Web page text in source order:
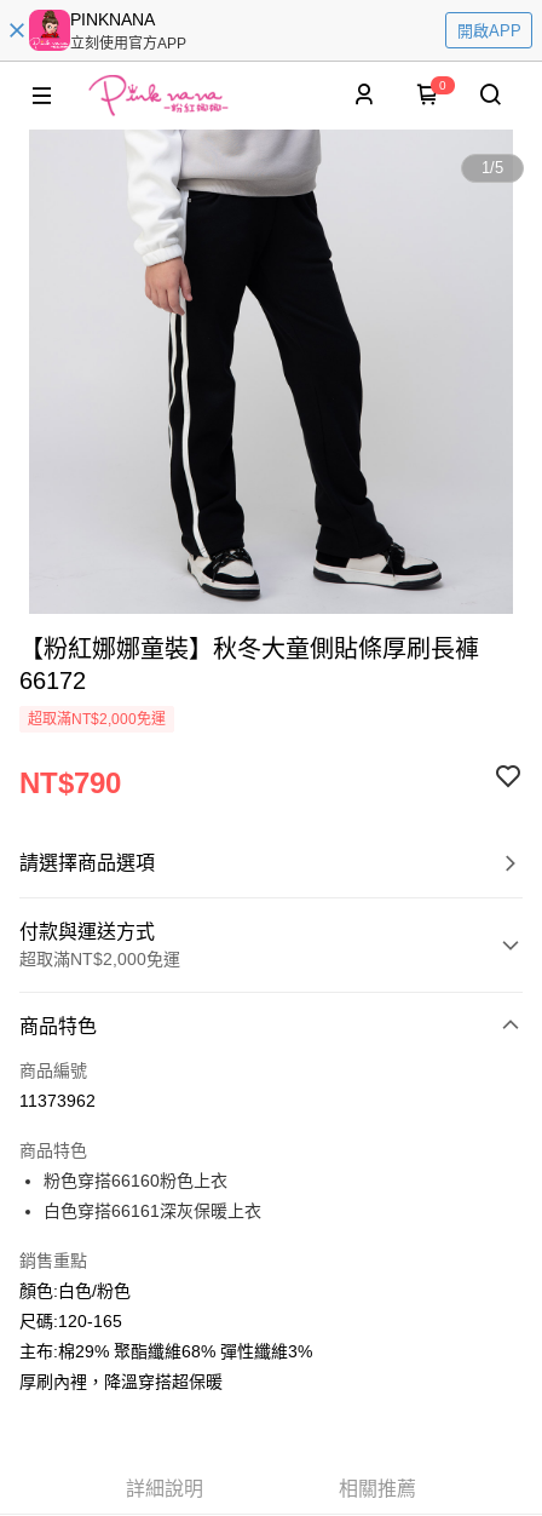
PINKNANA
立刻使用官方APP
開啟APP
0
1/5
【粉紅娜娜童裝】秋冬大童側貼條厚刷長褲
66172
超取滿NT$2,000免運
NT$790
請選擇商品選項
付款與運送方式
超取滿NT$2,000免運
信用卡一次付款
超商取貨付款
Apple Pay
Google Pay
ATM付款
運送方式
全家付款取貨
每筆NT$80，滿NT$2,000(含以上)免運費
商品特色
商品編號
11373962
商品特色
粉色穿搭66160粉色上衣
白色穿搭66161深灰保暖上衣
銷售重點
顏色:白色/粉色
尺碼:120-165
主布:棉29% 聚酯纖維68% 彈性纖維3%
厚刷內裡，降溫穿搭超保暖
詳細說明 相關推薦